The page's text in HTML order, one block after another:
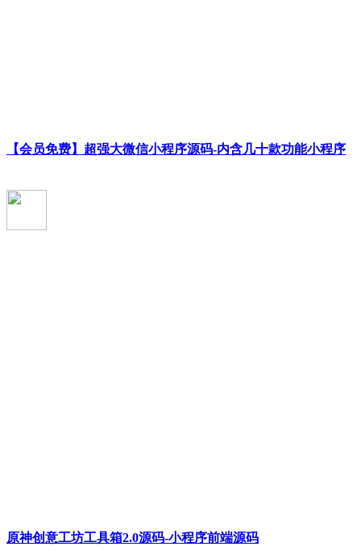
【会员免费】超强大微信小程序源码-内含几十款功能小程序
原神创意工坊工具箱2.0源码-小程序前端源码